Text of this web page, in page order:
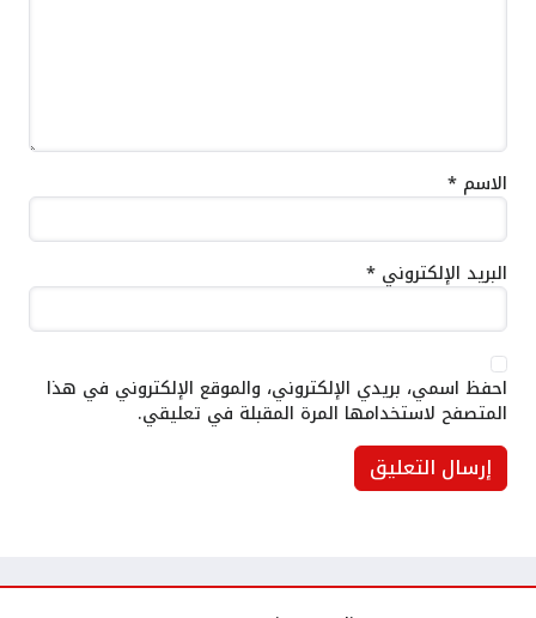
الاسم *
البريد الإلكتروني *
احفظ اسمي، بريدي الإلكتروني، والموقع الإلكتروني في هذا
المتصفح لاستخدامها المرة المقبلة في تعليقي.